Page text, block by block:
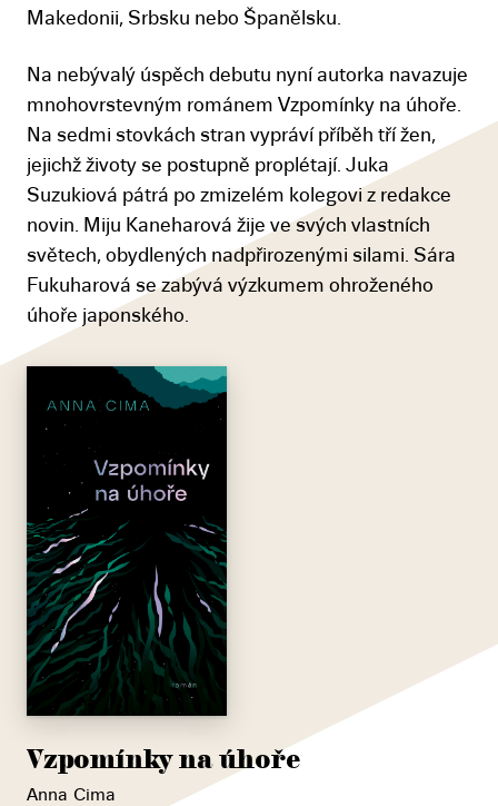
Makedonii, Srbsku nebo Španělsku.
Na nebývalý úspěch debutu nyní autorka navazuje
mnohovrstevným románem Vzpomínky na úhoře.
Na sedmi stovkách stran vypráví příběh tří žen,
jejichž životy se postupně proplétají. Juka
Suzukiová pátrá po zmizelém kolegovi z redakce
novin. Miju Kaneharová žije ve svých vlastních
světech, obydlených nadpřirozenými silami. Sára
Fukuharová se zabývá výzkumem ohroženého
úhoře japonského.
Vzpomínky na úhoře
Anna Cima